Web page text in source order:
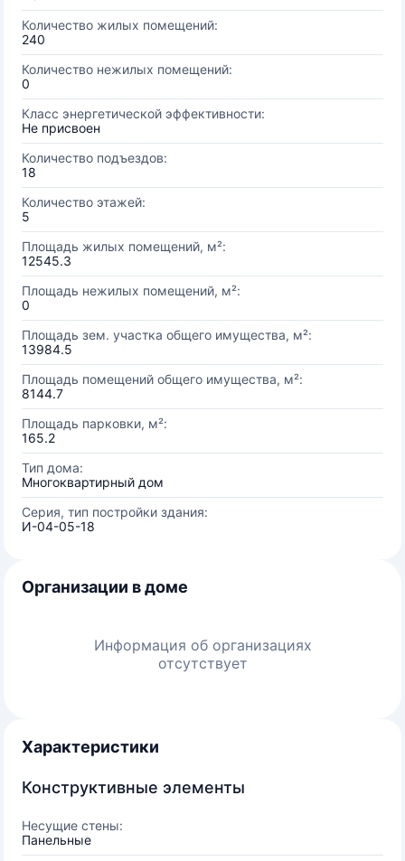
Количество жилых помещений:
240
Количество нежилых помещений:
0
Класс энергетической эффективности:
Не присвоен
Количество подъездов:
18
Количество этажей:
5
Площадь жилых помещений, м²:
12545.3
Площадь нежилых помещений, м²:
0
Площадь зем. участка общего имущества, м²:
13984.5
Площадь помещений общего имущества, м²:
8144.7
Площадь парковки, м²:
165.2
Тип дома:
Многоквартирный дом
Серия, тип постройки здания:
И-04-05-18
Организации в доме
Информация об организациях
отсутствует
Характеристики
Конструктивные элементы
Несущие стены:
Панельные